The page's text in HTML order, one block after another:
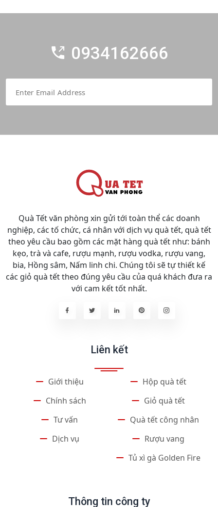
0934162666
Quà Tết văn phòng xin gửi tới toàn thể các doanh
nghiệp, các tố chức, cá nhân với dịch vụ quà tết, quà tết
theo yêu cầu bao gồm các mặt hàng quà tết như: bánh
kẹo, trà và cafe, rượu mạnh, rượu vodka, rượu vang,
bia, Hồng sâm, Nấm linh chi. Chúng tôi sẽ tự thiết kế
các giỏ quà tết theo đúng yêu cầu của quá khách đưa ra
với cam kết tốt nhất.
Liên kết
Giới thiệu
Chính sách
Tư vấn
Dịch vụ
Hộp quà tết
Giỏ quà tết
Quà tết công nhân
Rượu vang
Tủ xì gà Golden Fire
Thông tin công ty